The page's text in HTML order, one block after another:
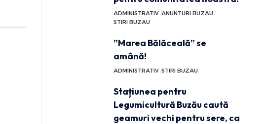
ADMINISTRATIV ANUNTURI BUZAU
STIRI BUZAU
”Marea Bălăceală” se
amână!
ADMINISTRATIV STIRI BUZAU
Stațiunea pentru
Legumicultură Buzău caută
geamuri vechi pentru sere, ca